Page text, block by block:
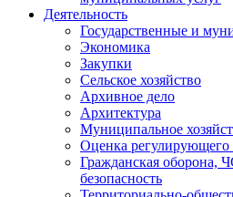
Деятельность
Государственные и
Экономика
Закупки
Сельское хозяйство
Архивное дело
Архитектура
Муниципальное
Оценка регулирующего
Гражданская оборона,
безопасность